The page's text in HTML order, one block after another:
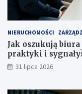
NIERUCHOMOŚCI
Jak oszukują
praktyki i
31 lipca 2026